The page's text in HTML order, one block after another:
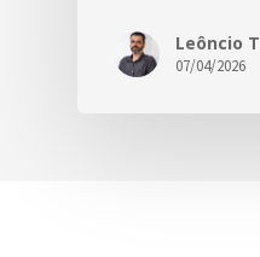
Leôncio
07/04/2026